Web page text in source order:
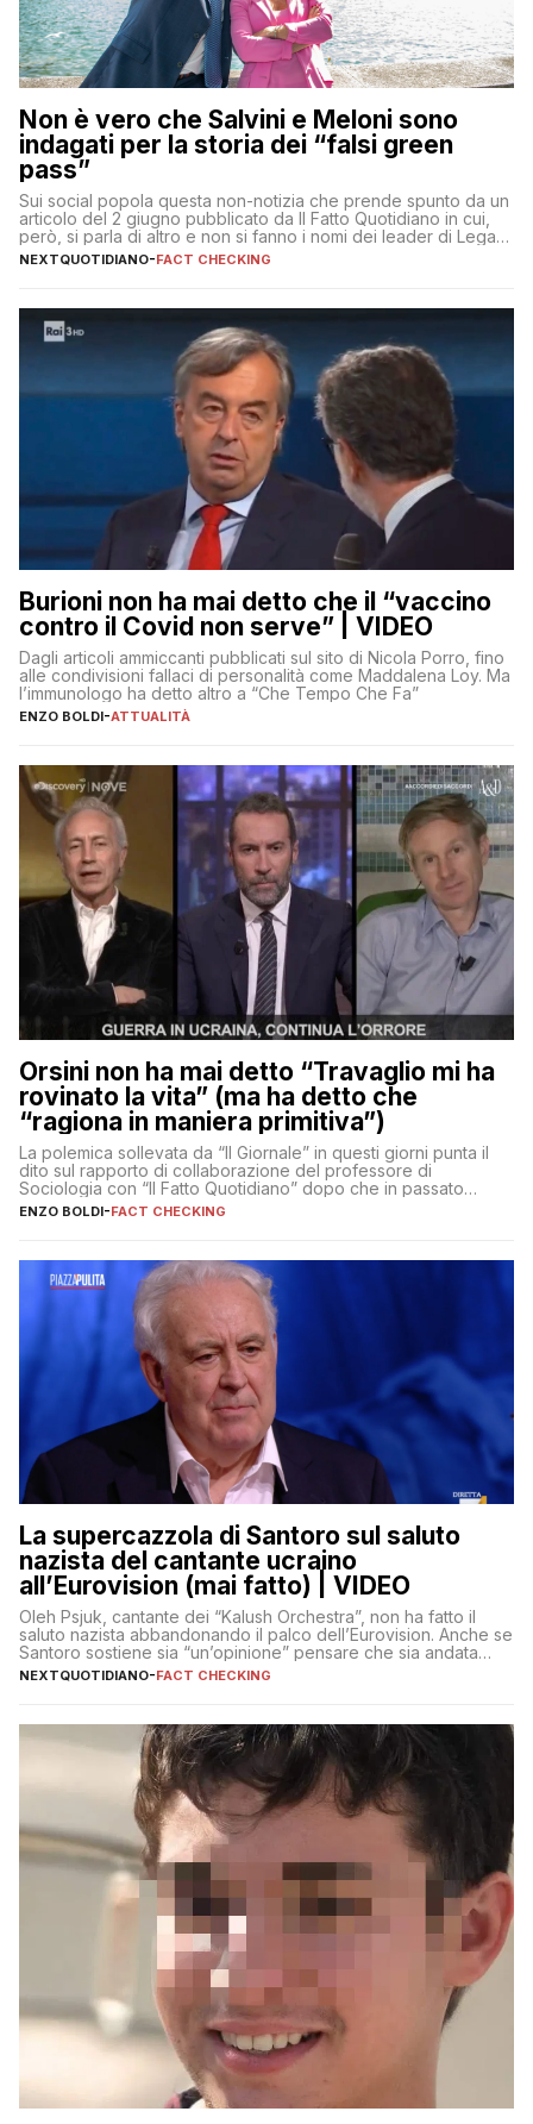
Non è vero che Salvini e Meloni sono
indagati per la storia dei “falsi green
pass”
Sui social popola questa non-notizia che prende spunto da un
articolo del 2 giugno pubblicato da Il Fatto Quotidiano in cui,
però, si parla di altro e non si fanno i nomi dei leader di Lega e
Fratelli d’Italia
NEXTQUOTIDIANO-FACT CHECKING
Burioni non ha mai detto che il “vaccino
contro il Covid non serve” | VIDEO
Dagli articoli ammiccanti pubblicati sul sito di Nicola Porro, fino
alle condivisioni fallaci di personalità come Maddalena Loy. Ma
l’immunologo ha detto altro a “Che Tempo Che Fa”
ENZO BOLDI-ATTUALITÀ
Orsini non ha mai detto “Travaglio mi ha
rovinato la vita” (ma ha detto che
“ragiona in maniera primitiva”)
La polemica sollevata da “Il Giornale” in questi giorni punta il
dito sul rapporto di collaborazione del professore di
Sociologia con “Il Fatto Quotidiano” dopo che in passato
erano volati stracci
ENZO BOLDI-FACT CHECKING
La supercazzola di Santoro sul saluto
nazista del cantante ucraino
all’Eurovision (mai fatto) | VIDEO
Oleh Psjuk, cantante dei “Kalush Orchestra”, non ha fatto il
saluto nazista abbandonando il palco dell’Eurovision. Anche se
Santoro sostiene sia “un’opinione” pensare che sia andata
così
NEXTQUOTIDIANO-FACT CHECKING